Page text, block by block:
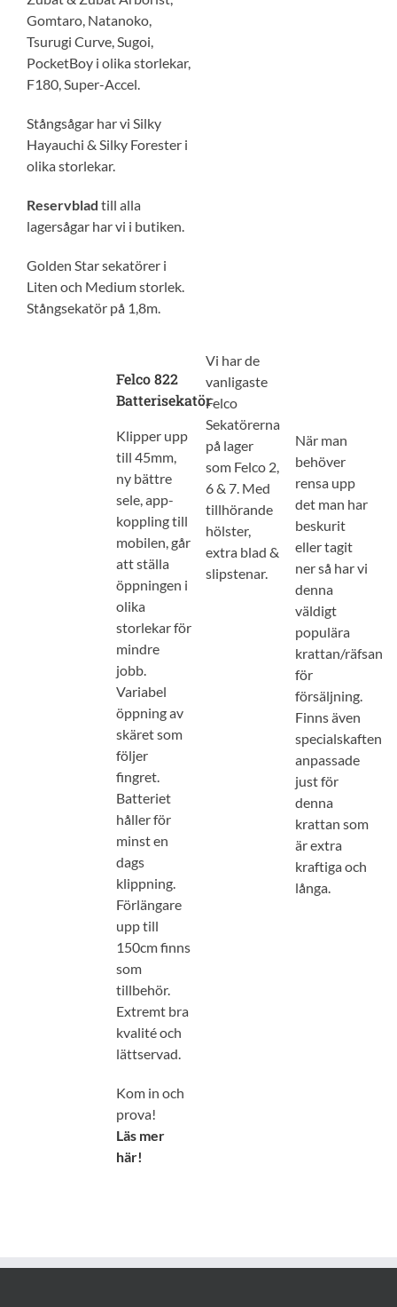
Gomtaro, Natanoko,
Tsurugi Curve, Sugoi,
PocketBoy i olika storlekar,
F180, Super-Accel.
Stångsågar har vi Silky
Hayauchi & Silky Forester i
olika storlekar.
Reservblad till alla
lagersågar har vi i butiken.
Golden Star sekatörer i
Liten och Medium storlek.
Stångsekatör på 1,8m.
Felco 822
Batterisekatör
Klipper upp
till 45mm,
ny bättre
sele, app-
koppling till
mobilen, går
att ställa
öppningen i
olika
storlekar för
mindre
jobb.
Variabel
öppning av
skäret som
följer
fingret.
Batteriet
håller för
minst en
dags
klippning.
Förlängare
upp till
150cm finns
som
tillbehör.
Extremt bra
kvalité och
lättservad.
Kom in och
prova!
Läs mer
här!
Vi har de
vanligaste
Felco
Sekatörerna
på lager
som Felco 2,
6 & 7. Med
tillhörande
hölster,
extra blad &
slipstenar.
När man
behöver
rensa upp
det man har
beskurit
eller tagit
ner så har vi
denna
väldigt
populära
krattan/räfsan
för
försäljning.
Finns även
specialskaften
anpassade
just för
denna
krattan som
är extra
kraftiga och
långa.